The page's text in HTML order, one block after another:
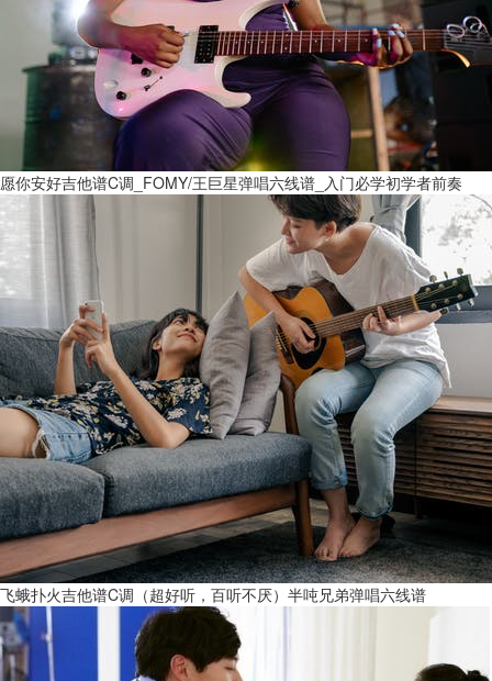
愿你安好吉他谱C调_FOMY/王巨星弹唱六线谱_入门必学初学者前奏
飞蛾扑火吉他谱C调（超好听，百听不厌）半吨兄弟弹唱六线谱